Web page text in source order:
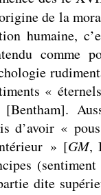
de la
humaine,
comme
«
d’avoir «
» [GM,
dite